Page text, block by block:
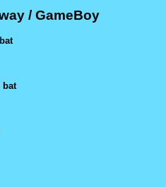
/ GameBoy
bat